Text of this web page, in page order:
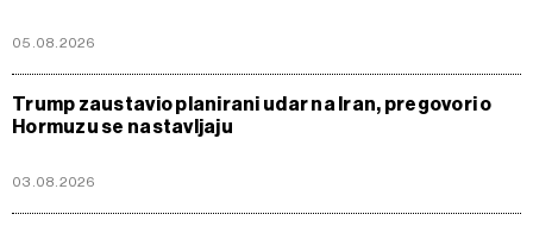
05.08.2026
Trump zaustavio planirani udar na Iran, pregovori o
Hormuzu se nastavljaju
03.08.2026